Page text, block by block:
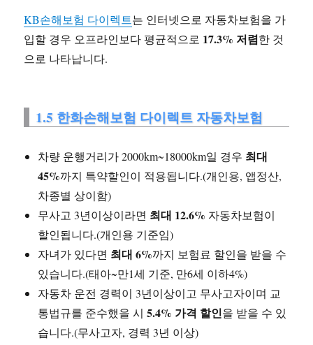
KB손해보험 다이렉트는 인터넷으로 자동차보험을 가
입할 경우 오프라인보다 평균적으로 17.3% 저렴한 것
으로 나타납니다.
1.5 한화손해보험 다이렉트 자동차보험
차량 운행거리가 2000km~18000km일 경우 최대
45%까지 특약할인이 적용됩니다.(개인용, 앱정산,
차종별 상이함)
무사고 3년이상이라면 최대 12.6% 자동차보험이
할인됩니다.(개인용 기준임)
자녀가 있다면 최대 6%까지 보험료 할인을 받을 수
있습니다.(태아~만1세 기준, 만6세 이하4%)
자동차 운전 경력이 3년이상이고 무사고자이며 교
통법규를 준수했을 시5.4% 가격 할인을 받을 수 있
습니다.(무사고자, 경력 3년 이상)